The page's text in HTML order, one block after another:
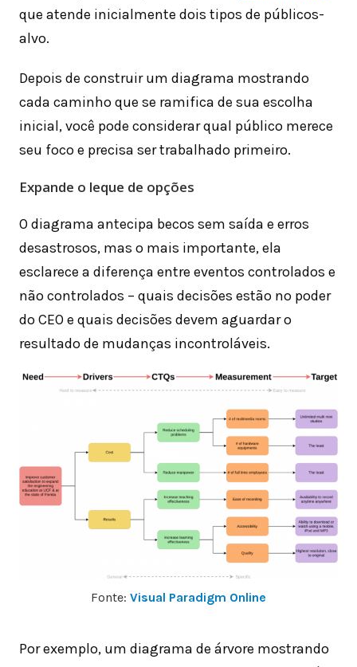
que atende inicialmente dois tipos de públicos-
alvo.
Depois de construir um diagrama mostrando
cada caminho que se ramifica de sua escolha
inicial, você pode considerar qual público merece
seu foco e precisa ser trabalhado primeiro.
Expande o leque de opções
O diagrama antecipa becos sem saída e erros
desastrosos, mas o mais importante, ela
esclarece a diferença entre eventos controlados e
não controlados – quais decisões estão no poder
do CEO e quais decisões devem aguardar o
resultado de mudanças incontroláveis.
Fonte: Visual Paradigm Online
Por exemplo, um diagrama de árvore mostrando